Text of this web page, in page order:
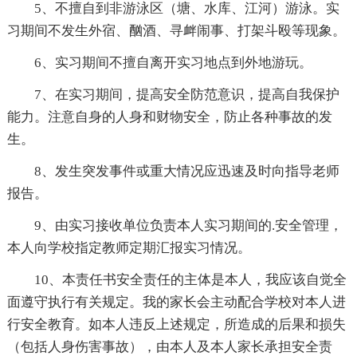
5、不擅自到非游泳区（塘、水库、江河）游泳。实
习期间不发生外宿、酗酒、寻衅闹事、打架斗殴等现象。
6、实习期间不擅自离开实习地点到外地游玩。
7、在实习期间，提高安全防范意识，提高自我保护
能力。注意自身的人身和财物安全，防止各种事故的发
生。
8、发生突发事件或重大情况应迅速及时向指导老师
报告。
9、由实习接收单位负责本人实习期间的.安全管理，
本人向学校指定教师定期汇报实习情况。
10、本责任书安全责任的主体是本人，我应该自觉全
面遵守执行有关规定。我的家长会主动配合学校对本人进
行安全教育。如本人违反上述规定，所造成的后果和损失
（包括人身伤害事故），由本人及本人家长承担安全责